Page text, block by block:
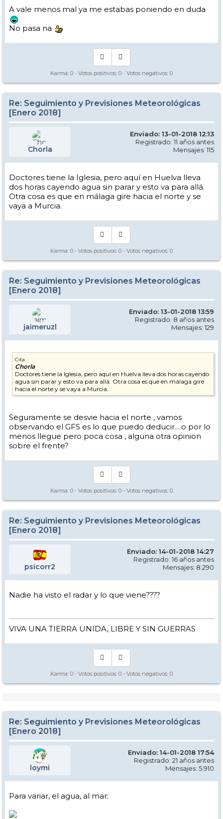
A vale menos mal ya me estabas poniendo en duda
No pasa na
Karma: 0 - Votos positivos: 0 - Votos negativos: 0
Re: Seguimiento y Previsiones Meteorológicas
[Enero 2018]
Chorla
Enviado: 13-01-2018 12:13
Registrado: 11 años antes
Mensajes: 115
Doctores tiene la Iglesia, pero aquí en Huelva lleva
dos horas cayendo agua sin parar y esto va para allá.
Otra cosa es que en málaga gire hacia el norte y se
vaya a Murcia.
Karma: 0 - Votos positivos: 0 - Votos negativos: 0
Re: Seguimiento y Previsiones Meteorológicas
[Enero 2018]
jaimeruzl
Enviado: 13-01-2018 13:59
Registrado: 8 años antes
Mensajes: 129
Cita
Chorla
Doctores tiene la Iglesia, pero aquí en Huelva lleva dos horas cayendo
agua sin parar y esto va para allá. Otra cosa es que en málaga gire
hacia el norte y se vaya a Murcia.
Seguramente se desvie hacia el norte , vamos
observando el GFS es lo que puedo deducir... o por lo
menos llegue pero poca cosa , alguna otra opinion
sobre el frente?
Karma: 0 - Votos positivos: 0 - Votos negativos: 0
Re: Seguimiento y Previsiones Meteorológicas
[Enero 2018]
psicorr2
Enviado: 14-01-2018 14:27
Registrado: 16 años antes
Mensajes: 8.290
Nadie ha visto el radar y lo que viene????
VIVA UNA TIERRA UNIDA, LIBRE Y SIN GUERRAS
Karma: 0 - Votos positivos: 0 - Votos negativos: 0
Re: Seguimiento y Previsiones Meteorológicas
[Enero 2018]
loymi
Enviado: 14-01-2018 17:54
Registrado: 21 años antes
Mensajes: 5.910
Para variar, el agua, al mar: